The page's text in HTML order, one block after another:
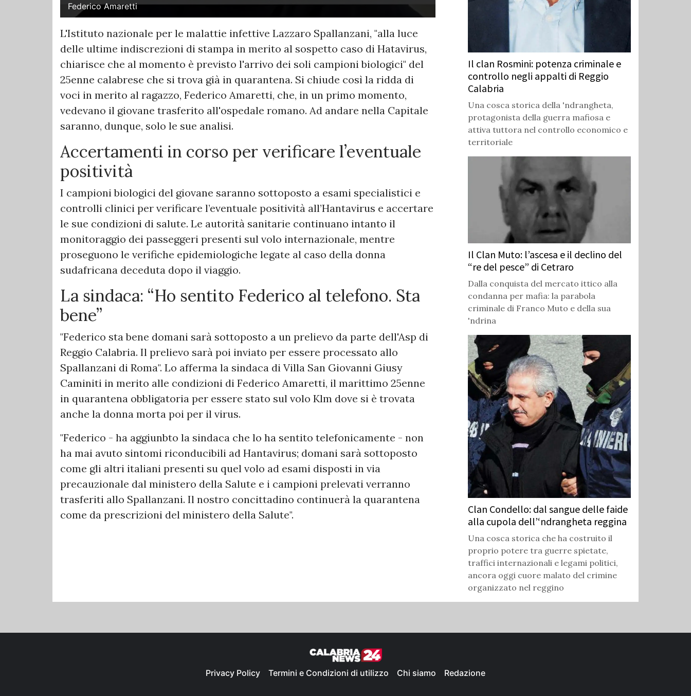
Federico Amaretti
L'Istituto nazionale per le malattie infettive Lazzaro Spallanzani, "alla luce
delle ultime indiscrezioni di stampa in merito al sospetto caso di Hatavirus,
chiarisce che al momento è previsto l'arrivo dei soli campioni biologici" del
25enne calabrese che si trova già in quarantena. Si chiude così la ridda di
voci in merito al ragazzo, Federico Amaretti, che, in un primo momento,
vedevano il giovane trasferito all'ospedale romano. Ad andare nella Capitale
saranno, dunque, solo le sue analisi.
Accertamenti in corso per verificare l’eventuale
positività
I campioni biologici del giovane saranno sottoposto a esami specialistici e
controlli clinici per verificare l’eventuale positività all’Hantavirus e accertare
le sue condizioni di salute. Le autorità sanitarie continuano intanto il
monitoraggio dei passeggeri presenti sul volo internazionale, mentre
proseguono le verifiche epidemiologiche legate al caso della donna
sudafricana deceduta dopo il viaggio.
La sindaca: “Ho sentito Federico al telefono. Sta
bene”
"Federico sta bene domani sarà sottoposto a un prelievo da parte dell'Asp di
Reggio Calabria. Il prelievo sarà poi inviato per essere processato allo
Spallanzani di Roma". Lo afferma la sindaca di Villa San Giovanni Giusy
Caminiti in merito alle condizioni di Federico Amaretti, il marittimo 25enne
in quarantena obbligatoria per essere stato sul volo Klm dove si è trovata
anche la donna morta poi per il virus.
"Federico - ha aggiunbto la sindaca che lo ha sentito telefonicamente - non
ha mai avuto sintomi riconducibili ad Hantavirus; domani sarà sottoposto
come gli altri italiani presenti su quel volo ad esami disposti in via
precauzionale dal ministero della Salute e i campioni prelevati verranno
trasferiti allo Spallanzani. Il nostro concittadino continuerà la quarantena
come da prescrizioni del ministero della Salute".
Il clan Rosmini: potenza criminale e
controllo negli appalti di Reggio
Calabria
Una cosca storica della 'ndrangheta,
protagonista della guerra mafiosa e
attiva tuttora nel controllo economico e
territoriale
Il Clan Muto: l’ascesa e il declino del
“re del pesce” di Cetraro
Dalla conquista del mercato ittico alla
condanna per mafia: la parabola
criminale di Franco Muto e della sua
'ndrina
Clan Condello: dal sangue delle faide
alla cupola dell’‘ndrangheta reggina
Una cosca storica che ha costruito il
proprio potere tra guerre spietate,
traffici internazionali e legami politici,
ancora oggi cuore malato del crimine
organizzato nel reggino
Privacy Policy Termini e Condizioni di utilizzo Chi siamo Redazione